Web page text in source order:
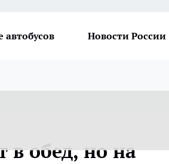
автобусов Новости России
в обед, но на